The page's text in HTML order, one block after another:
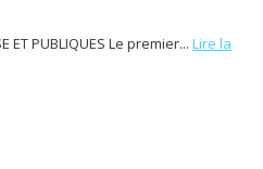
ET PUBLIQUES Le premier... Lire la